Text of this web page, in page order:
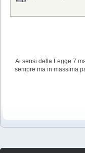
Ai sensi della Legge 7
sempre ma in massima